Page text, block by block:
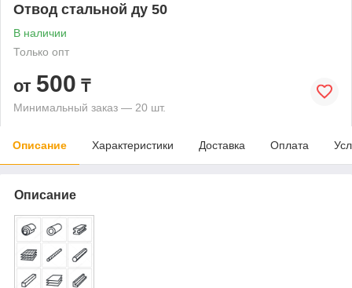
Отвод стальной ду 50
В наличии
Только опт
от 500 ₸
Минимальный заказ — 20 шт.
Описание Характеристики Доставка Оплата
Описание